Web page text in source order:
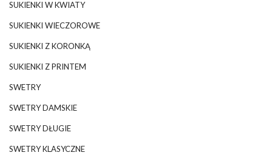
SUKIENKI W KWIATY
SUKIENKI WIECZOROWE
SUKIENKI Z KORONKĄ
SUKIENKI Z PRINTEM
SWETRY
SWETRY DAMSKIE
SWETRY DŁUGIE
SWETRY KLASYCZNE